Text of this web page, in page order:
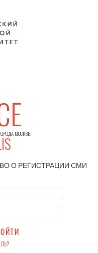
МОСКВЫ
О РЕГИСТРАЦИИСМИ
?